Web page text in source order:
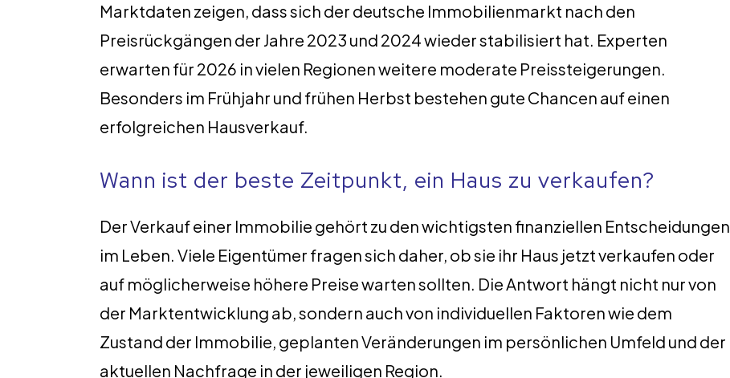
Marktdaten zeigen, dass sich der deutsche Immobilienmarkt nach den
Preisrückgängen der Jahre 2023 und 2024 wieder stabilisiert hat. Experten
erwarten für 2026 in vielen Regionen weitere moderate Preissteigerungen.
Besonders im Frühjahr und frühen Herbst bestehen gute Chancen auf einen
erfolgreichen Hausverkauf.
Wann ist der beste Zeitpunkt, ein Haus zu verkaufen?
Der Verkauf einer Immobilie gehört zu den wichtigsten finanziellen Entscheidungen
im Leben. Viele Eigentümer fragen sich daher, ob sie ihr Haus jetzt verkaufen oder
auf möglicherweise höhere Preise warten sollten. Die Antwort hängt nicht nur von
der Marktentwicklung ab, sondern auch von individuellen Faktoren wie dem
Zustand der Immobilie, geplanten Veränderungen im persönlichen Umfeld und der
aktuellen Nachfrage in der jeweiligen Region.